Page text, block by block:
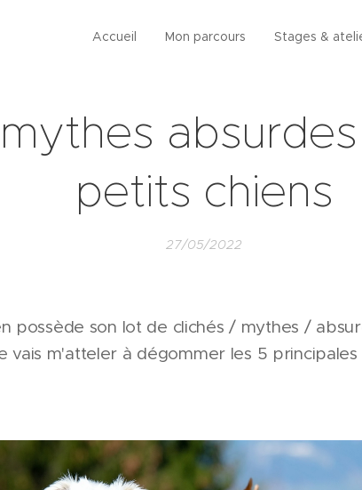
Accueil Mon parcours Stages &
petits chiens
27/05/2022
possède son lot de clichés / mythes /
vais m'atteler à dégommer les 5